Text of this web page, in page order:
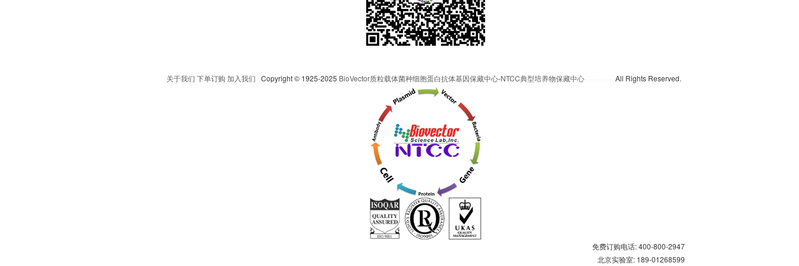
关于我们 下单订购 加入我们 Copyright © 1925-2025 BioVector质粒载体菌种细胞蛋白抗体基因保藏中心-NTCC典型培养物保藏中心 All Rights Reserved.
免费订购电话: 400-800-2947
北京实验室: 189-01268599